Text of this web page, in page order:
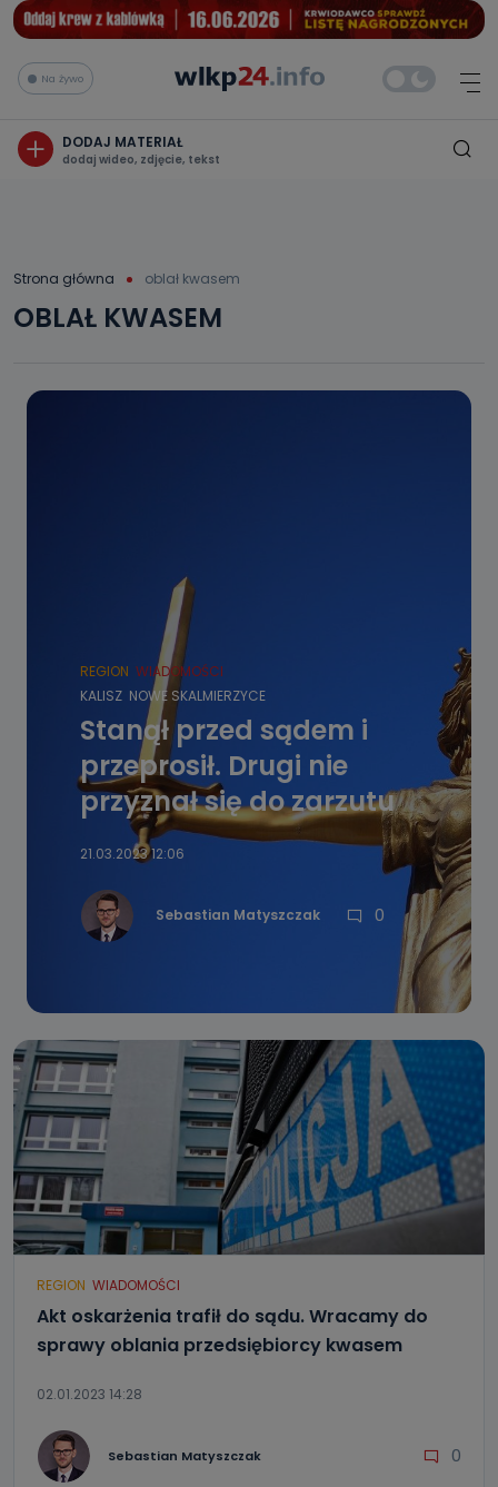
Na żywo
DODAJ MATERIAŁ
dodaj wideo, zdjęcie, tekst
Strona główna oblał kwasem
OBLAŁ KWASEM
REGION WIADOMOŚCI
KALISZ NOWE SKALMIERZYCE
Stanął przed sądem i
przeprosił. Drugi nie
przyznał się do zarzutu
21.03.2023 12:06
Sebastian Matyszczak 0
REGION WIADOMOŚCI
Akt oskarżenia trafił do sądu. Wracamy do
sprawy oblania przedsiębiorcy kwasem
02.01.2023 14:28
Sebastian Matyszczak 0